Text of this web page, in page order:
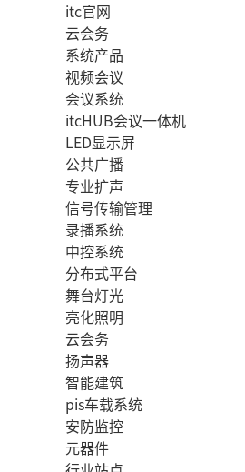
itc官网
云会务
系统产品
视频会议
会议系统
itcHUB会议一体机
LED显示屏
公共广播
专业扩声
信号传输管理
录播系统
中控系统
分布式平台
舞台灯光
亮化照明
云会务
扬声器
智能建筑
pis车载系统
安防监控
元器件